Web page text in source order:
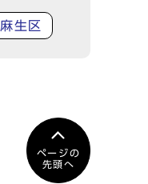
麻生区
ページの
先頭へ